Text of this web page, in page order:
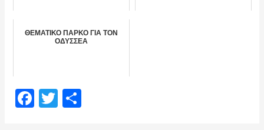
ΘΕΜΑΤΙΚΟ ΠΑΡΚΟ ΓΙΑ ΤΟΝ
OΔΥΣΣΕΑ
F
T